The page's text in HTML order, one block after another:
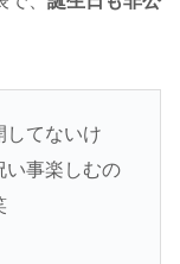
してないけ
い事楽しむの